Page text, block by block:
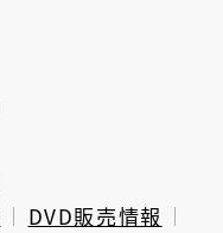
DVD販売情報